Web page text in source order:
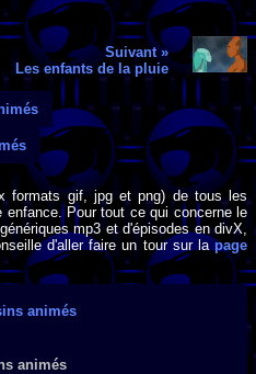
Suivant »
Les enfants de la pluie
formats gif, jpg et png) de tous les
Pour tout ce qui concerne le
mp3 et d'épisodes en divX,
d'aller faire un tour sur la page
animés
animés